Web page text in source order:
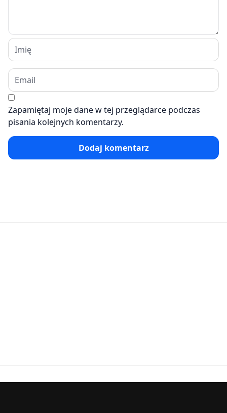
Zapamiętaj moje dane w tej przeglądarce podczas
pisania kolejnych komentarzy.
Dodaj komentarz